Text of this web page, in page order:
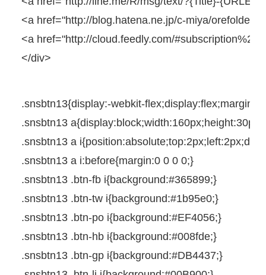
<a href="http://blog.hatena.ne.jp/c-miya/
<a href="http://cloud.feedly.com/
</div>
.snsbtn13{display:-webkit-flex;display:flex;margin
.snsbtn13 a{display:block;width:160px;height:30px
.snsbtn13 a i{position:absolute;top:2px; left:2px;
.snsbtn13 a i:before{margin:0 0 0 0;}
.snsbtn13 .btn-fb i{background:#365899;}
.snsbtn13 .btn-tw i{background:#1b95e0;}
.snsbtn13 .btn-po i{background:#EF4056;}
.snsbtn13 .btn-hb i{background:#008fde;}
.snsbtn13 .btn-gp i{background:#DB4437;}